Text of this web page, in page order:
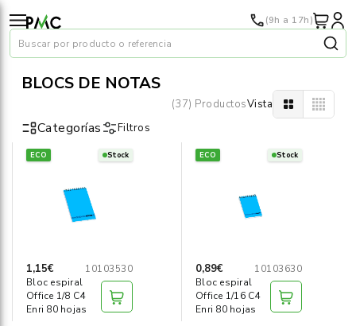
Material oficina
Tinta y tóner
(9h a 17h)
Buscar por producto o referencia
BLOCS DE NOTAS
Categorías Filtros
(37) ProductosVista
ECO Stock
1,15€
10103530
Bloc espiral
Office 1/8 C4
Enri 80 hojas
ECO Stock
0,89€
10103630
Bloc espiral
Office 1/16 C4
Enri 80 hojas